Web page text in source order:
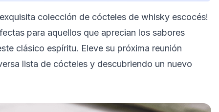
colección de cócteles de whisky escocés!
para aquellos que aprecian los sabores
clásico espíritu. Eleve su próxima reunión
lista de cócteles y descubriendo un nuevo